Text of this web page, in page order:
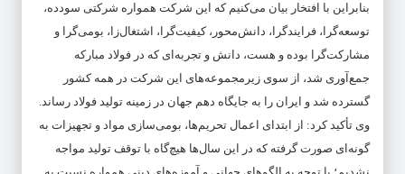
بنابراین با افتخار بیان می‌کنیم که این شرکت همواره شرکتی سودده،
توسعه‌گرا، فرایندگرا، دانش‌محور، کیفیت‌گرا، اشتغال‌زا، بومی‌گرا و
مشارکت‌گرا بوده و هست، دانش و تجربه‌ای که در فولاد مبارکه
جمع‌آوری شد، از سوی زیرمجموعه‌های این شرکت در همه کشور
گسترده شد و ایران را به جایگاه دهم جهان در زمینه تولید فولاد رساند.
وی تأکید کرد: از ابتدای اعمال تحریم‌ها، بومی‌سازی مواد و تجهیزات به
گونه‌ای صورت گرفته که در این سال‌ها هیچ‌گاه با توقف تولید مواجه